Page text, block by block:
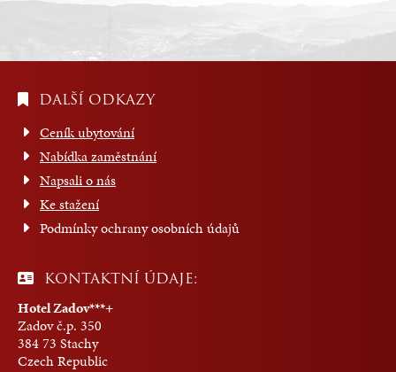
DALŠÍ ODKAZY
Ceník ubytování
Nabídka zaměstnání
Napsali o nás
Ke stažení
Podmínky ochrany osobních údajů
KONTAKTNÍ ÚDAJE:
Hotel Zadov***+
Zadov č.p. 350
384 73 Stachy
Czech Republic